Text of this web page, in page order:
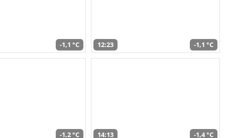
-1,1 °C 12:23 -1,1 °C
-1,2 °C 14:13 -1,4 °C